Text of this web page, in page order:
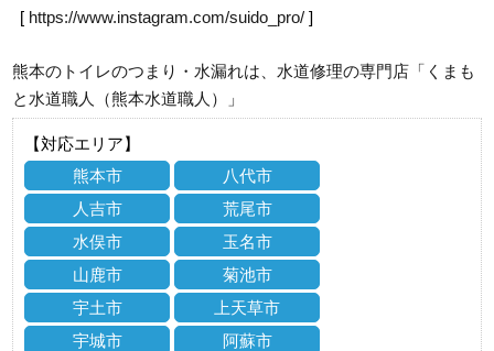
[ https://www.instagram.com/suido_pro/ ]
熊本のトイレのつまり・水漏れは、水道修理の専門店「くまも
と水道職人（熊本水道職人）」
【対応エリア】
熊本市
八代市
人吉市
荒尾市
水俣市
玉名市
山鹿市
菊池市
宇土市
上天草市
宇城市
阿蘇市